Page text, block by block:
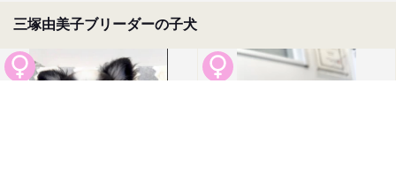
三塚由美子ブリーダーの子犬